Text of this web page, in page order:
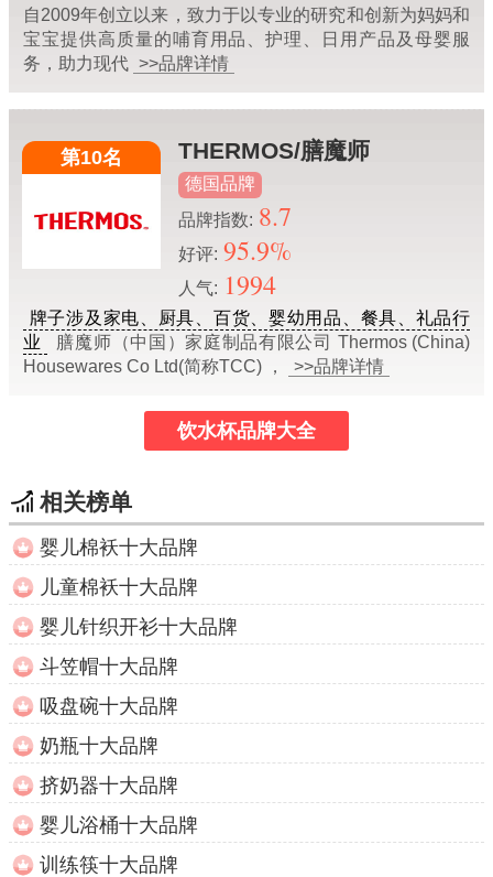
自2009年创立以来，致力于以专业的研究和创新为妈妈和
宝宝提供高质量的哺育用品、护理、日用产品及母婴服
务，助力现代 >>品牌详情
第10名 THERMOS/膳魔师
德国品牌
品牌指数: 8.7
好评: 95.9%
人气: 1994
牌子涉及家电、厨具、百货、婴幼用品、餐具、礼品行
业
膳魔师（中国）家庭制品有限公司 Thermos (China)
Housewares Co Ltd(简称TCC) ，
>>品牌详情
饮水杯品牌大全
相关榜单
婴儿棉袄十大品牌
儿童棉袄十大品牌
婴儿针织开衫十大品牌
斗笠帽十大品牌
吸盘碗十大品牌
奶瓶十大品牌
挤奶器十大品牌
婴儿浴桶十大品牌
训练筷十大品牌